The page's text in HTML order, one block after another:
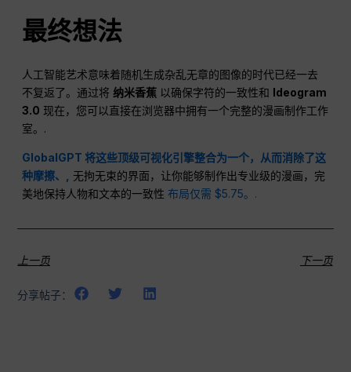
最终想法
人工智能艺术意味着随机生成杂乱无章的图像的时代已经一去
不复返了。通过将 纳米香蕉 以确保字符的一致性和 Ideogram
3.0 现在，您可以直接在浏览器中拥有一个完整的漫画制作工作
室。.
GlobalGPT 将这些顶级可视化引擎整合为一个，从而消除了这
种摩擦、,
无拘无束的界面，让你能够制作出专业级的漫画，完
美地保持人物和文本的一致性布局仅需 $5.75。.
上一页 下一页
分享帖子：